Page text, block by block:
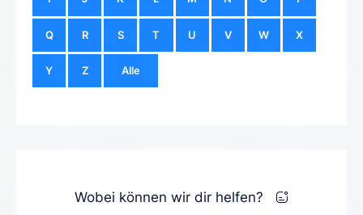
Q R S T U V W X
Y Z Alle
Wobei können wir dir helfen?